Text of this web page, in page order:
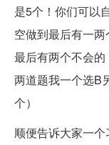
是5个！你们可以
空做到最后有一
最后有两个不会
两道题我一个选B
个）
顺便告诉大家一